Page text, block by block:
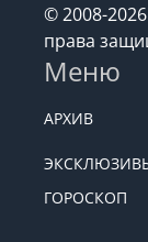
© 2008-
права
Меню
АРХИВ
ГОРОСКОП